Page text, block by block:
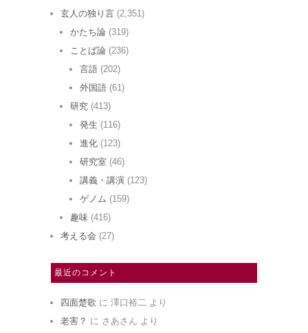
玄人の独り言 (2,351)
かたち論 (319)
ことば論 (236)
言語 (202)
外国語 (61)
研究 (413)
発生 (116)
進化 (123)
研究室 (46)
講義・講演 (123)
ゲノム (159)
趣味 (416)
考える会 (27)
最近のコメント
四面楚歌 に 澤口裕二 より
老害？ に さあさん より